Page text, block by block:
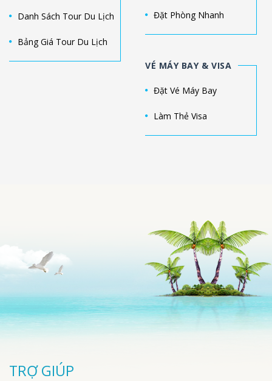
Danh Sách Tour Du Lịch
Bảng Giá Tour Du Lịch
Đặt Phòng Nhanh
VÉ MÁY BAY & VISA
Đặt Vé Máy Bay
Làm Thẻ Visa
TRỢ GIÚP